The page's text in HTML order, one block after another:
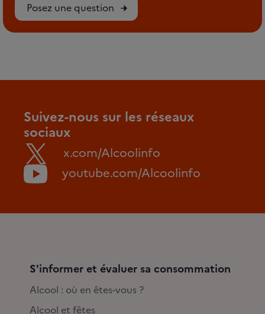
Posez une question
Suivez-nous sur les réseaux
sociaux
x.com/Alcoolinfo
youtube.com/Alcoolinfo
S'informer et évaluer sa consommation
Alcool : où en êtes-vous ?
Alcool et fêtes